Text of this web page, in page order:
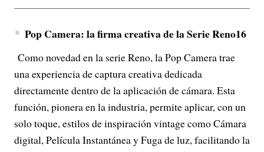
Pop Camera: la firma creativa de la Serie Reno16
Como novedad en la serie Reno, la Pop Camera trae
una experiencia de captura creativa dedicada
directamente dentro de la aplicación de cámara. Esta
función, pionera en la industria, permite aplicar, con un
solo toque, estilos de inspiración vintage como Cámara
digital, Película Instantánea y Fuga de luz, facilitando la